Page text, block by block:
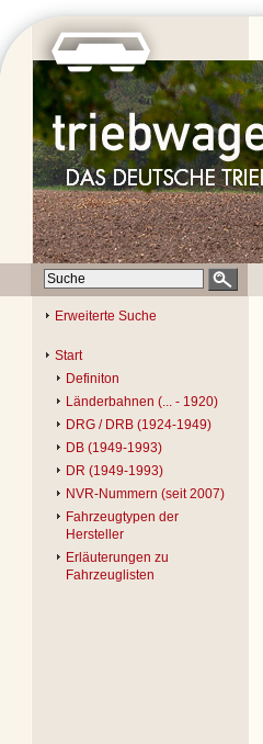
Erweiterte Suche
Start
Definiton
Länderbahnen (... - 1920)
DRG / DRB (1924-1949)
DB (1949-1993)
DR (1949-1993)
NVR-Nummern (seit 2007)
Fahrzeugtypen der
Hersteller
Erläuterungen zu
Fahrzeuglisten